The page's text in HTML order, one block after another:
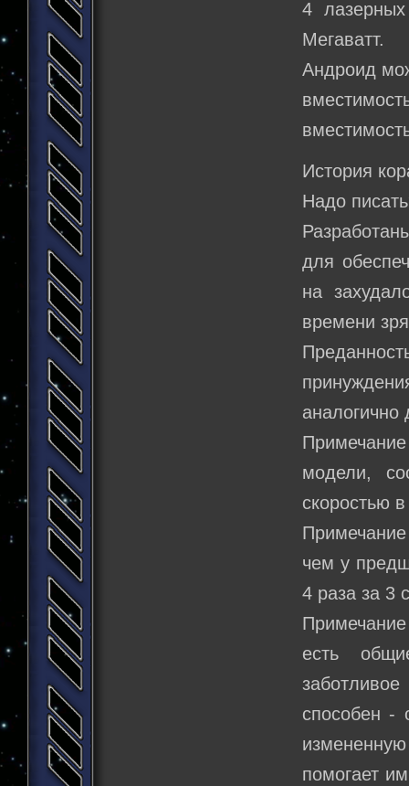
4
Мегаватт.
Андроид
История
Надо
для
на
времени
аналогично
модели,
скоростью
чем у
4 раза за 3
есть
способен -
помогает